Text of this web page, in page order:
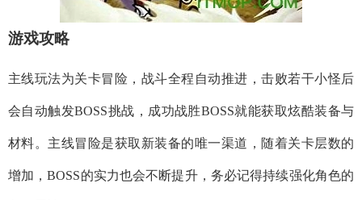
游戏攻略
主线玩法为关卡冒险，战斗全程自动推进，击败若干小怪后
会自动触发BOSS挑战，成功战胜BOSS就能获取炫酷装备与
材料。主线冒险是获取新装备的唯一渠道，随着关卡层数的
增加，BOSS的实力也会不断提升，务必记得持续强化角色的